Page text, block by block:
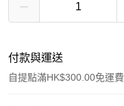
付款與運送
自提點滿HK$300.00免運費